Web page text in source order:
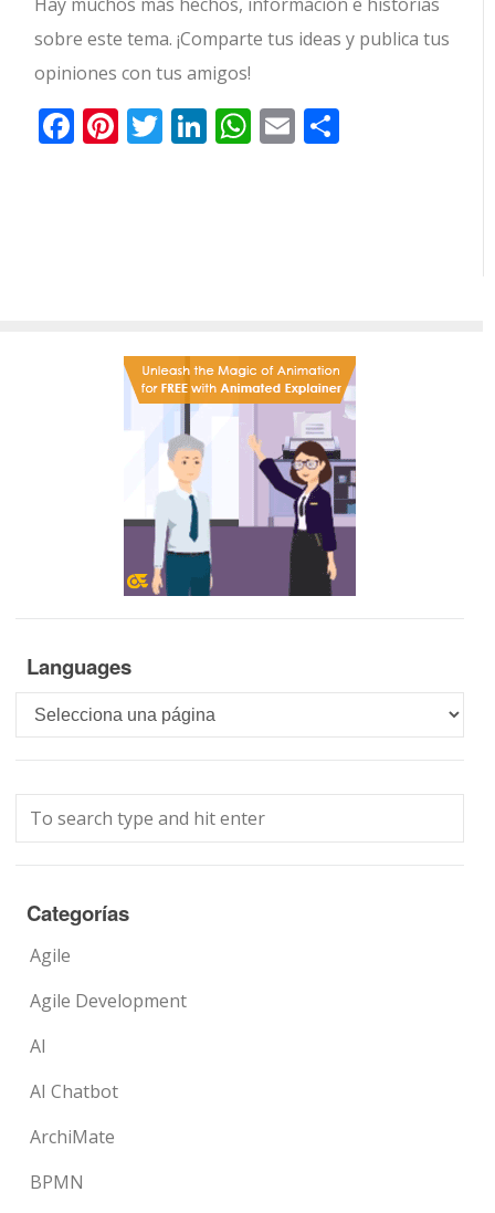
sobre este tema. ¡Comparte tus ideas y publica tus
opiniones con tus amigos!
Facebook
Pinterest
Twitter
LinkedIn
WhatsApp
Email
Languages
Languages
Categorías
Agile
Agile Development
AI
AI Chatbot
ArchiMate
BPMN